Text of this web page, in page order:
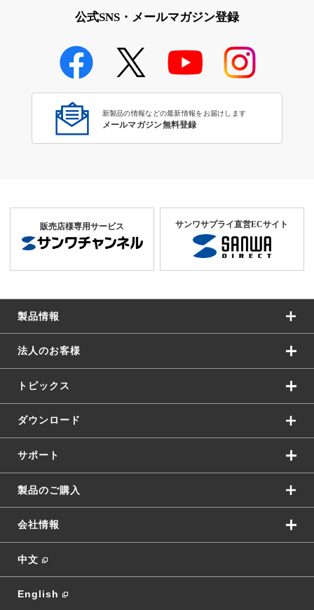
公式SNS・メールマガジン登録
新製品の情報などの最新情報をお届けします
メールマガジン無料登録
販売店様専用サービス サンワサプライ直営ECサイト
製品情報
法人のお客様
トピックス
ダウンロード
サポート
製品のご購入
会社情報
中文
English